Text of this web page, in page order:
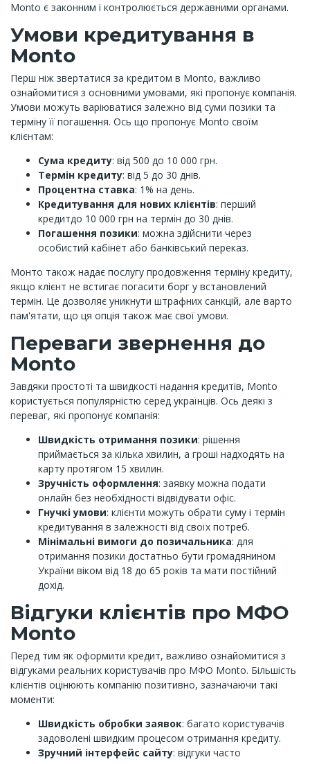
Monto є законним і контролюється державними органами.
Умови кредитування в
Monto
Перш ніж звертатися за кредитом в Monto, важливо
ознайомитися з основними умовами, які пропонує компанія.
Умови можуть варіюватися залежно від суми позики та
терміну її погашення. Ось що пропонує Monto своїм
клієнтам:
Сума кредиту: від 500 до 10 000 грн.
Термін кредиту: від 5 до 30 днів.
Процентна ставка: 1% на день.
Кредитування для нових клієнтів: перший
кредитдо 10 000 грн на термін до 30 днів.
Погашення позики: можна здійснити через
особистий кабінет або банківський переказ.
Монто також надає послугу продовження терміну кредиту,
якщо клієнт не встигає погасити борг у встановлений
термін. Це дозволяє уникнути штрафних санкцій, але варто
пам'ятати, що ця опція також має свої умови.
Переваги звернення до
Monto
Завдяки простоті та швидкості надання кредитів, Monto
користується популярністю серед українців. Ось деякі з
переваг, які пропонує компанія:
Швидкість отримання позики: рішення
приймається за кілька хвилин, а гроші надходять на
карту протягом 15 хвилин.
Зручність оформлення: заявку можна подати
онлайн без необхідності відвідувати офіс.
Гнучкі умови: клієнти можуть обрати суму і термін
кредитування в залежності від своїх потреб.
Мінімальні вимоги до позичальника: для
отримання позики достатньо бути громадянином
України віком від 18 до 65 років та мати постійний
дохід.
Відгуки клієнтів про МФО
Monto
Перед тим як оформити кредит, важливо ознайомитися з
відгуками реальних користувачів про МФО Monto. Більшість
клієнтів оцінюють компанію позитивно, зазначаючи такі
моменти:
Швидкість обробки заявок: багато користувачів
задоволені швидким процесом отримання кредиту.
Зручний інтерфейс сайту: відгуки часто